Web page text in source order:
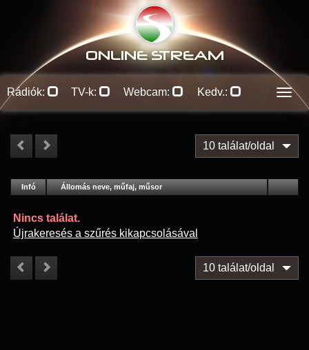
ONLINE STREAM
Rádiók: TV-k: Webcam: Kedv.:
10 találat/oldal
Infó Lejátszás
Állomás neve, műfaj, műsor
Nincs találat.
Újrakeresés a szűrés kikapcsolásával
10 találat/oldal